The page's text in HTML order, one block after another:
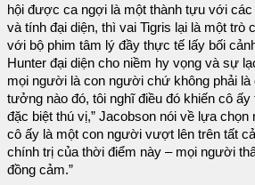
hội được ca ngợi là một thành tựu với
và tính đại diện, thì vai Tigris lại là một trò
với bộ phim tâm lý đầy thực tế lấy bối
Hunter đại diện cho niềm hy vọng và sự
mọi người là con người chứ không phải là
tưởng nào đó, tôi nghĩ điều đó khiến cô
đặc biệt thú vị,” Jacobson nói về lựa chọn
cô ấy là một con người vượt lên trên tất
chính trị của thời điểm này – mọi người
đồng cảm.”